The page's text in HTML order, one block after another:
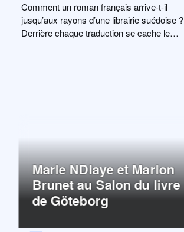
Comment un roman français arrive-t-il
jusqu’aux rayons d’une librairie suédoise ?
Derrière chaque traduction se cache le
Marie NDiaye et Marion
Brunet au Salon du livre
de Göteborg